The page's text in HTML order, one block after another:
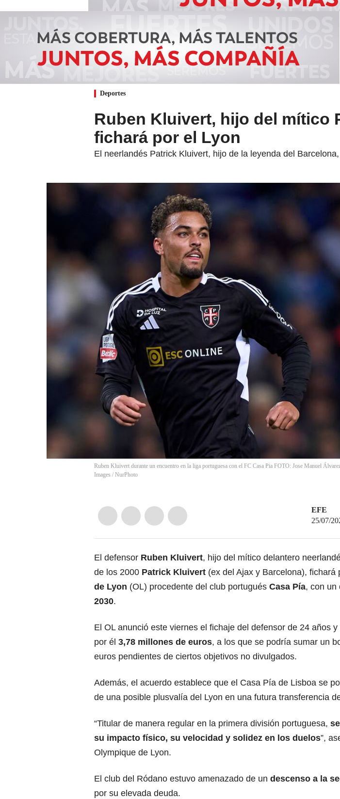
Deportes
Ruben Kluivert, hijo del mítico
fichará por el Lyon
El neerlandés Patrick Kluivert, hijo de la leyenda del
Ruben Kluivert durante un encuentro en la liga portuguesa con el FC Casa Pia FOTO: Jose Manuel
Images / NurPhoto
EFE
25/07/
El defensor Ruben Kluivert, hijo del mítico delantero
de los 2000 Patrick Kluivert (ex del Ajax y Barcelona), fichará
de Lyon (OL) procedente del club portugués Casa Pía, con un
2030.
El OL anunció este viernes el fichaje del defensor de 24 años
por él 3,78 millones de euros, a los que se podría sumar un
euros pendientes de ciertos objetivos no divulgados.
Además, el acuerdo establece que el Casa Pía de Lisboa se
de una posible plusvalía del Lyon en una futura transferencia
“Titular de manera regular en la primera división portuguesa,
su impacto físico, su velocidad y solidez en los duelos”,
Olympique de Lyon.
El club del Ródano estuvo amenazado de un descenso a la
por su elevada deuda.